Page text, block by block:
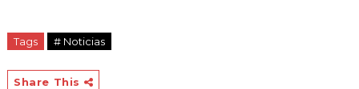
Tags # Noticias
Share This